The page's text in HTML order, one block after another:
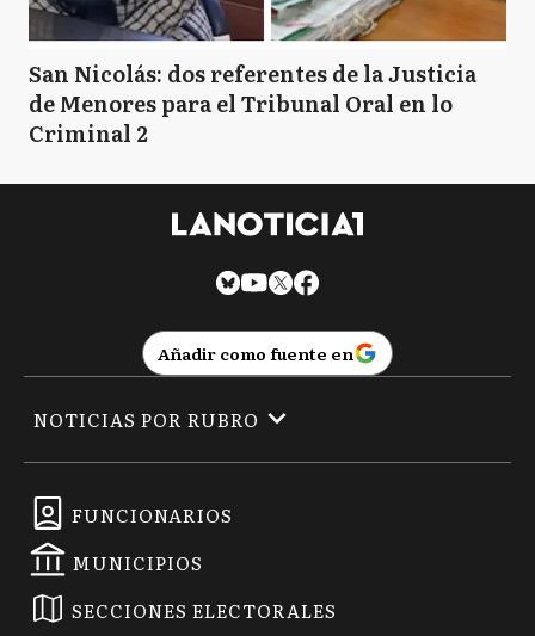
San Nicolás: dos referentes de la Justicia
de Menores para el Tribunal Oral en lo
Criminal 2
Añadir como fuente en
FUNCIONARIOS
MUNICIPIOS
SECCIONES ELECTORALES
NOTICIAS POR RUBRO